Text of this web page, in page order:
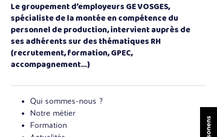
Le groupement d’employeurs GE VOSGES,
spécialiste de la montée en compétence du
personnel de production, intervient auprès de
ses adhérents sur des thématiques RH
(recrutement, formation, GPEC,
accompagnement…)
Qui sommes-nous ?
Notre métier
Formation